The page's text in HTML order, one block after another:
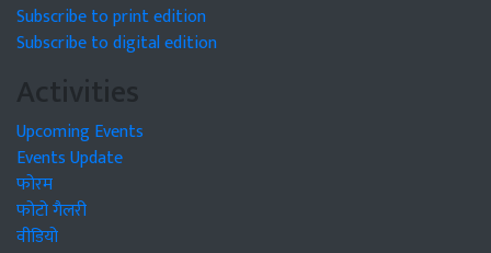
Subscribe to print edition
Subscribe to digital edition
Activities
Upcoming Events
Events Update
फोरम
फोटो गैलरी
वीडियो